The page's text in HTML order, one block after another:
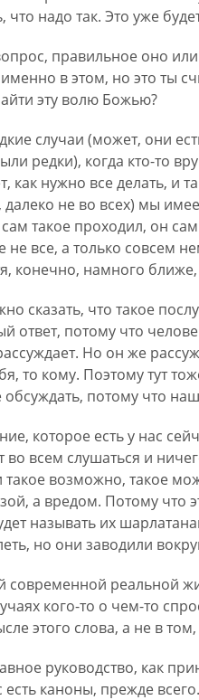
что надо так. Это уже
правильное оно
в этом, но это ты
эту волю Божью?
случаи (может, они
редки), когда кто-то
как нужно все делать, и
далеко не во всех) мы
такое проходил, он
не все, а только совсем
конечно, намного
сказать, что такое
ответ, потому что
Но он же
то кому. Поэтому тут
потому что
которое есть у нас
во всем слушаться и
такое возможно, такое
а вредом. Потому что
называть их
но они заводили
современной реальной
кого-то о чем-то
этого слова, а не в
руководство, как
есть каноны, прежде